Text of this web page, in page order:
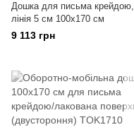
Дошка для письма крейдою,
лінія 5 см 100х170 см
9 113 грн